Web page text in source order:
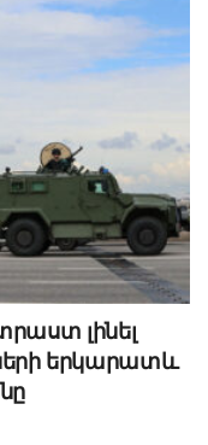
լինել
երկարատև